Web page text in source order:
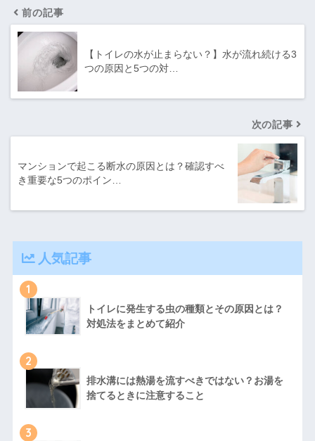
前の記事
【トイレの水が止まらない？】水が流れ続ける3
つの原因と5つの対…
次の記事
マンションで起こる断水の原因とは？確認すべ
き重要な5つのポイン…
人気記事
1
トイレに発生する虫の種類とその原因とは？
対処法をまとめて紹介
2
排水溝には熱湯を流すべきではない？お湯を
捨てるときに注意すること
3